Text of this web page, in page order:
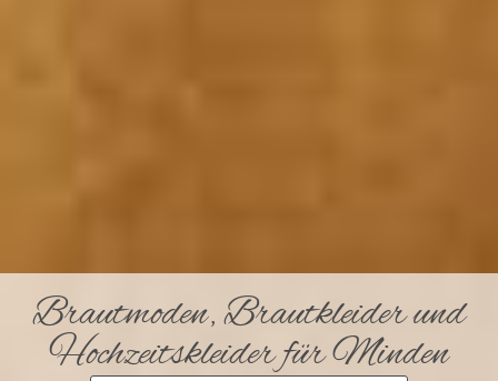
Brautmoden, Brautkleider und
Hochzeitskleider für Minden